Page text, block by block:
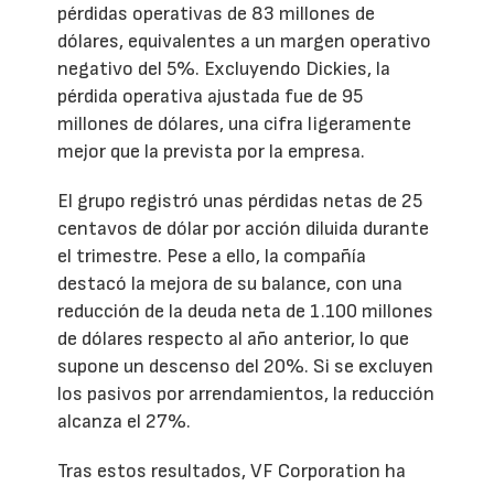
pérdidas operativas de 83 millones de
dólares, equivalentes a un margen operativo
negativo del 5%. Excluyendo Dickies, la
pérdida operativa ajustada fue de 95
millones de dólares, una cifra ligeramente
mejor que la prevista por la empresa.
El grupo registró unas pérdidas netas de 25
centavos de dólar por acción diluida durante
el trimestre. Pese a ello, la compañía
destacó la mejora de su balance, con una
reducción de la deuda neta de 1.100 millones
de dólares respecto al año anterior, lo que
supone un descenso del 20%. Si se excluyen
los pasivos por arrendamientos, la reducción
alcanza el 27%.
Tras estos resultados, VF Corporation ha